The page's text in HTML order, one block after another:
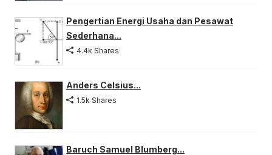
Pengertian Energi Usaha dan Pesawat
Sederhana...
4.4k Shares
Anders Celsius...
1.5k Shares
Baruch Samuel Blumberg...